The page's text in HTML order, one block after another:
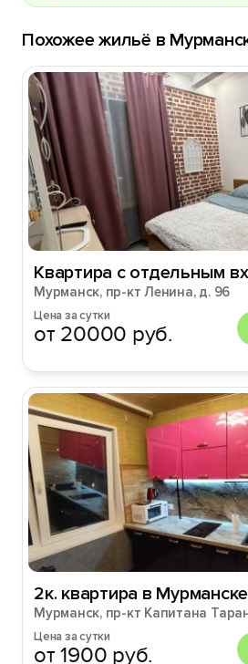
Похожее жильё в
Квартира с отдельным
Мурманск, пр-кт Ленина, д. 96
Цена за сутки
от 20000 руб.
2к. квартира в Мурманске
Мурманск, пр-кт Капитана
Цена за сутки
от 1900 руб.